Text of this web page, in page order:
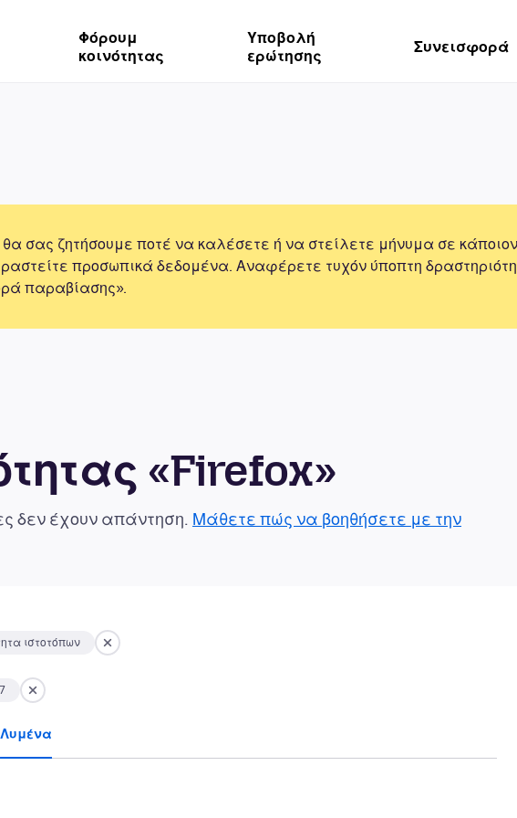
Φόρουμ
κοινότητας
Υποβολή
ερώτησης
Συνεισφορά
σας ζητήσουμε ποτέ να καλέσετε ή να στείλετε μήνυμα σε κάποιον
προσωπικά δεδομένα. Αναφέρετε τυχόν ύποπτη
παραβίασης».
«Firefox»
δεν έχουν απάντηση. Μάθετε πώς να βοηθήσετε με την
ιστοτόπων
Λυμένα